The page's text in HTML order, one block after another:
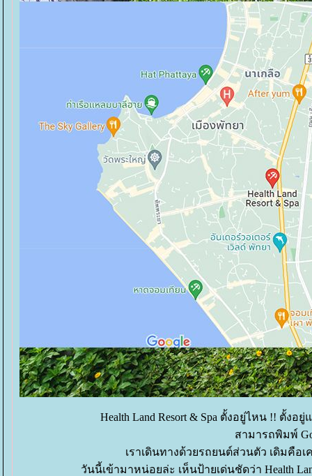
Health Land Resort & Spa ตั้งอยู่ไหน !! ตั้
สามารถพิมพ์
เราเดินทางด้วยรถยนต์ส่วนตัว เดิมคือ
วันนี้เข้ามาหน่อยล่ะ เห็นป้ายเด่นชัดว่า Health